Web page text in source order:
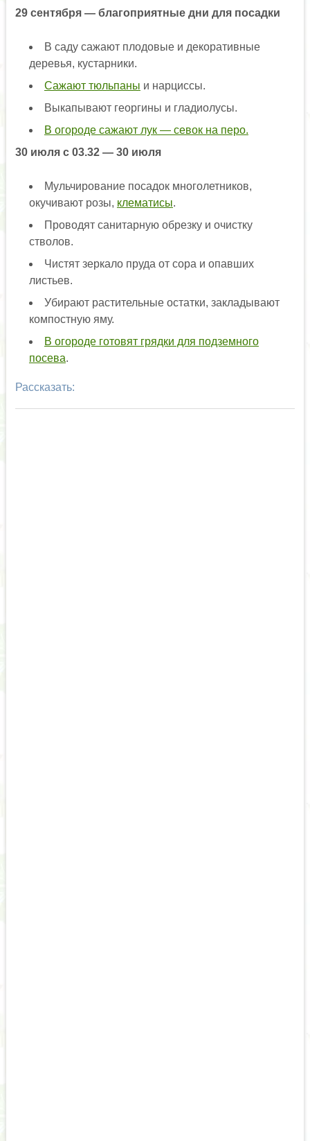
29 сентября — благоприятные дни для посадки
В саду сажают плодовые и декоративные
деревья, кустарники.
Сажают тюльпаны и нарциссы.
Выкапывают георгины и гладиолусы.
В огороде сажают лук — севок на перо.
30 июля с 03.32 — 30 июля
Мульчирование посадок многолетников,
окучивают розы, клематисы.
Проводят санитарную обрезку и очистку
стволов.
Чистят зеркало пруда от сора и опавших
листьев.
Убирают растительные остатки, закладывают
компостную яму.
В огороде готовят грядки для подземного
посева.
Рассказать: